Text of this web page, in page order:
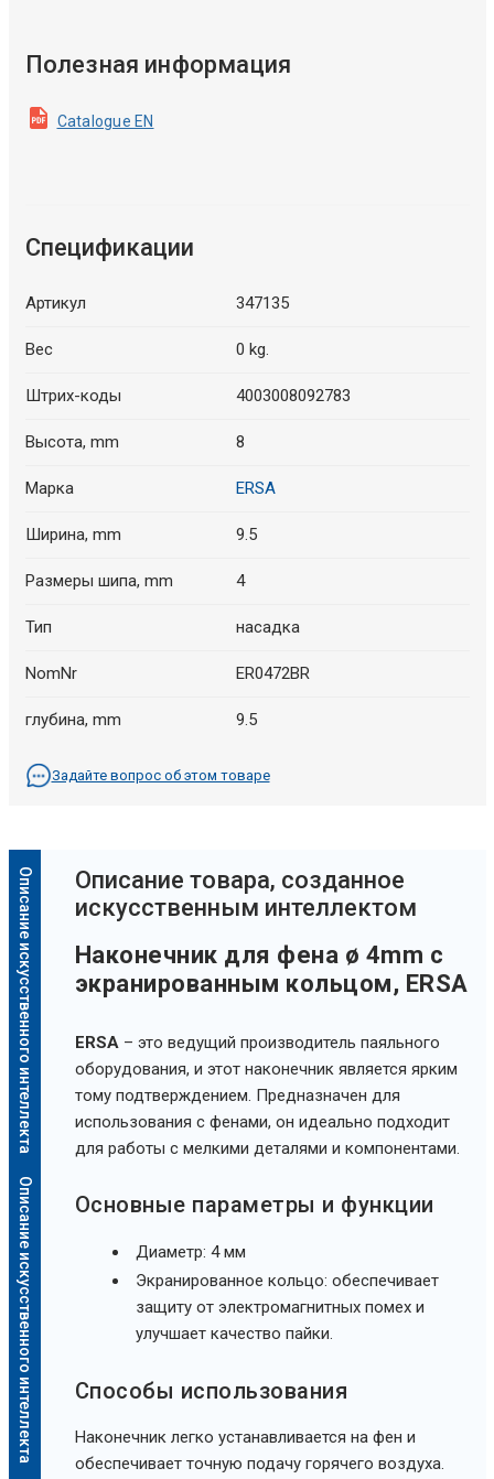
Полезная информация
Catalogue EN
Спецификации
Артикул 347135
Вес 0 kg.
Штрих-коды 4003008092783
Высота, mm 8
Марка ERSA
Ширина, mm 9.5
Размеры шипа, mm 4
Тип насадка
NomNr ER0472BR
глубина, mm 9.5
Задайте вопрос об этом товаре
Описание искусственного интеллекта
Описание искусственного интеллекта
Oписание товара, созданное
искусственным интеллектом
Наконечник для фена ø 4mm с
экранированным кольцом, ERSA
ERSA– это ведущий производитель паяльного
оборудования, и этот наконечник является ярким
тому подтверждением. Предназначен для
использования с фенами, он идеально подходит
для работы с мелкими деталями и компонентами.
Основные параметры и функции
Диаметр: 4 мм
Экранированное кольцо: обеспечивает
защиту от электромагнитных помех и
улучшает качество пайки.
Способы использования
Наконечник легко устанавливается на фен и
обеспечивает точную подачу горячего воздуха.